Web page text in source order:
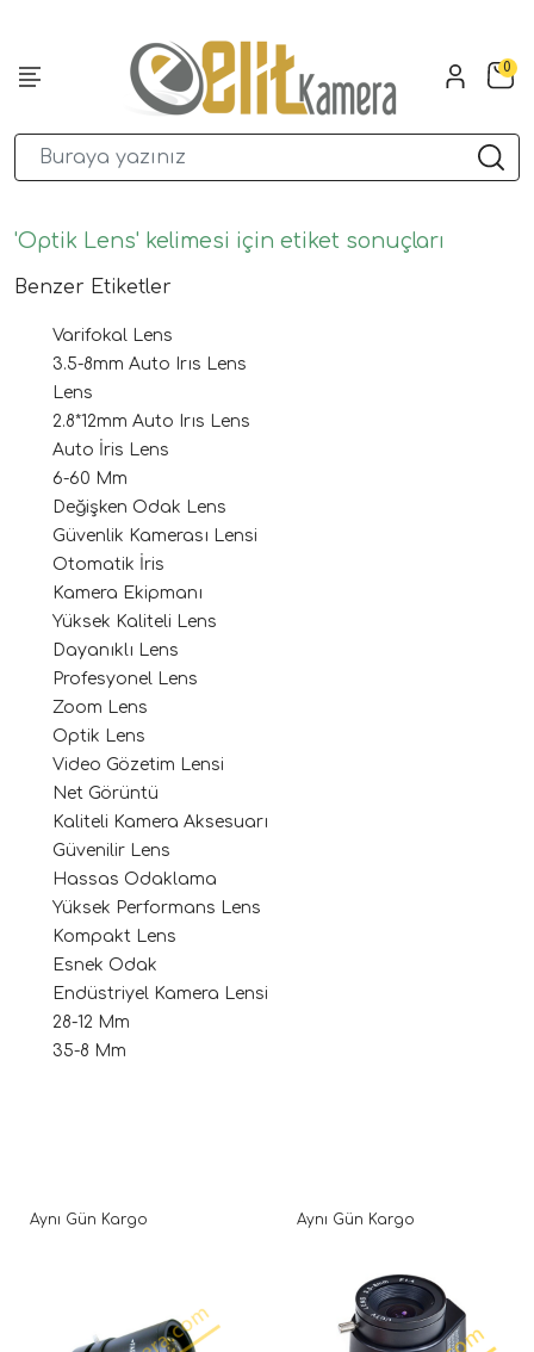
0
'Optik Lens' kelimesi için etiket sonuçları
Benzer Etiketler
Varifokal Lens
3.5-8mm Auto Irıs Lens
Lens
2.8*12mm Auto Irıs Lens
Auto İris Lens
6-60 Mm
Değişken Odak Lens
Güvenlik Kamerası Lensi
Otomatik İris
Kamera Ekipmanı
Yüksek Kaliteli Lens
Dayanıklı Lens
Profesyonel Lens
Zoom Lens
Optik Lens
Video Gözetim Lensi
Net Görüntü
Kaliteli Kamera Aksesuarı
Güvenilir Lens
Hassas Odaklama
Yüksek Performans Lens
Kompakt Lens
Esnek Odak
Endüstriyel Kamera Lensi
28-12 Mm
35-8 Mm
Aynı Gün Kargo Aynı Gün Kargo